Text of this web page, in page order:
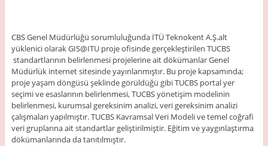
CBS Genel Müdürlüğü sorumluluğunda İTÜ Teknokent A.Ş.alt
yüklenici olarak GIS@ITU proje ofisinde gerçekleştirilen TUCBS
standartlarının belirlenmesi projelerine ait dökümanlar Genel
Müdürlük internet sitesinde yayınlanmıştır. Bu proje kapsamında;
proje yaşam döngüsü şeklinde görüldüğü gibi TUCBS portal yer
seçimi ve esaslarının belirlenmesi, TUCBS yönetişim modelinin
belirlenmesi, kurumsal gereksinim analizi, veri gereksinim analizi
çalışmaları yapılmıştır. TUCBS Kavramsal Veri Modeli ve temel coğrafi
veri gruplarına ait standartlar geliştirilmiştir. Eğitim ve yaygınlaştırma
dökümanlarında da tanıtılmıştır.